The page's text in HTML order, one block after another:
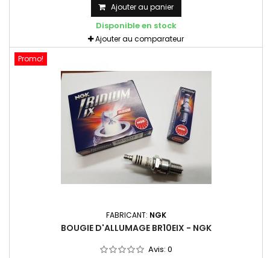
Ajouter au panier
Disponible en stock
Ajouter au comparateur
Promo!
FABRICANT: NGK
BOUGIE D'ALLUMAGE BR10EIX - NGK
Avis: 0